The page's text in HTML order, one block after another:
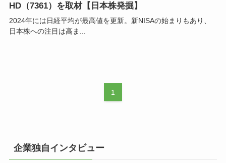
HD（7361）を取材【日本株発掘】
2024年には日経平均が最高値を更新。新NISAの始まりもあり、
日本株への注目は高ま...
1
企業独自インタビュー